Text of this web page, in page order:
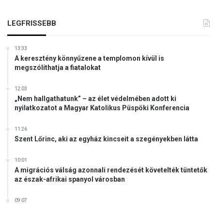
aLEGFRISSEBB
13:33
A keresztény könnyűzene a templomon kívül is
megszólíthatja a fiatalokat
12:03
„Nem hallgathatunk” – az élet védelmében adott ki
nyilatkozatot a Magyar Katolikus Püspöki Konferencia
11:26
Szent Lőrinc, aki az egyház kincseit a szegényekben látta
10:01
A migrációs válság azonnali rendezését követelték tüntetők
az észak-afrikai spanyol városban
09:07